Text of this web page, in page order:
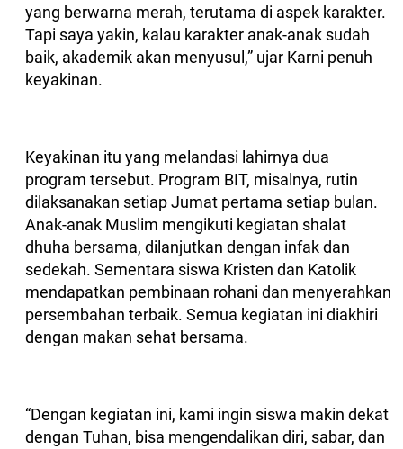
yang berwarna merah, terutama di aspek karakter.
Tapi saya yakin, kalau karakter anak-anak sudah
baik, akademik akan menyusul,” ujar Karni penuh
keyakinan.
Keyakinan itu yang melandasi lahirnya dua
program tersebut. Program BIT, misalnya, rutin
dilaksanakan setiap Jumat pertama setiap bulan.
Anak-anak Muslim mengikuti kegiatan shalat
dhuha bersama, dilanjutkan dengan infak dan
sedekah. Sementara siswa Kristen dan Katolik
mendapatkan pembinaan rohani dan menyerahkan
persembahan terbaik. Semua kegiatan ini diakhiri
dengan makan sehat bersama.
“Dengan kegiatan ini, kami ingin siswa makin dekat
dengan Tuhan, bisa mengendalikan diri, sabar, dan